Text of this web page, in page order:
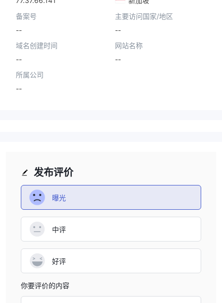
备案号
--
主要访问国家/地区
--
域名创建时间
--
网站名称
--
所属公司
--
发布评价
曝光
中评
好评
你要评价的内容